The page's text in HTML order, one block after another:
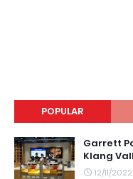
POPULAR
Garrett
Klang
12/11/